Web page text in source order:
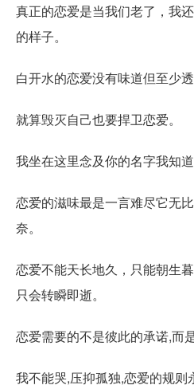
真正的恋爱是当我们老了，我
的样子。
白开水的恋爱没有味道但至少透
就算毁灭自己也要捍卫恋爱。
我坐在这里念及你的名字我知道
恋爱的滋味最是一言难尽它无
奈。
恋爱不能天长地久，只能朝生
只会转瞬即逝。
恋爱需要的不是彼此的承诺,而
我不能哭,压抑孤独,恋爱的规则